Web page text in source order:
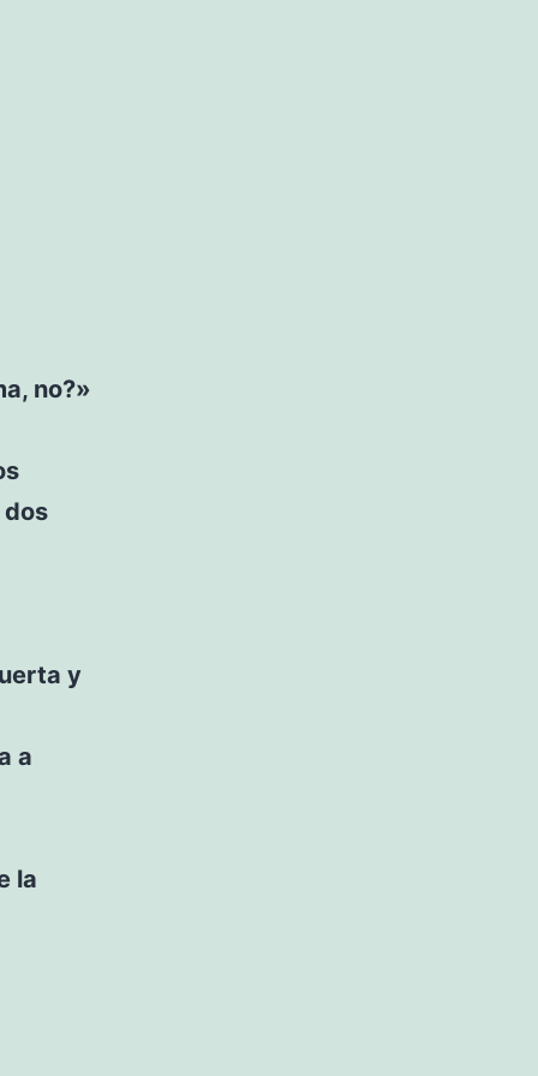
no?»
dos
y
a
la